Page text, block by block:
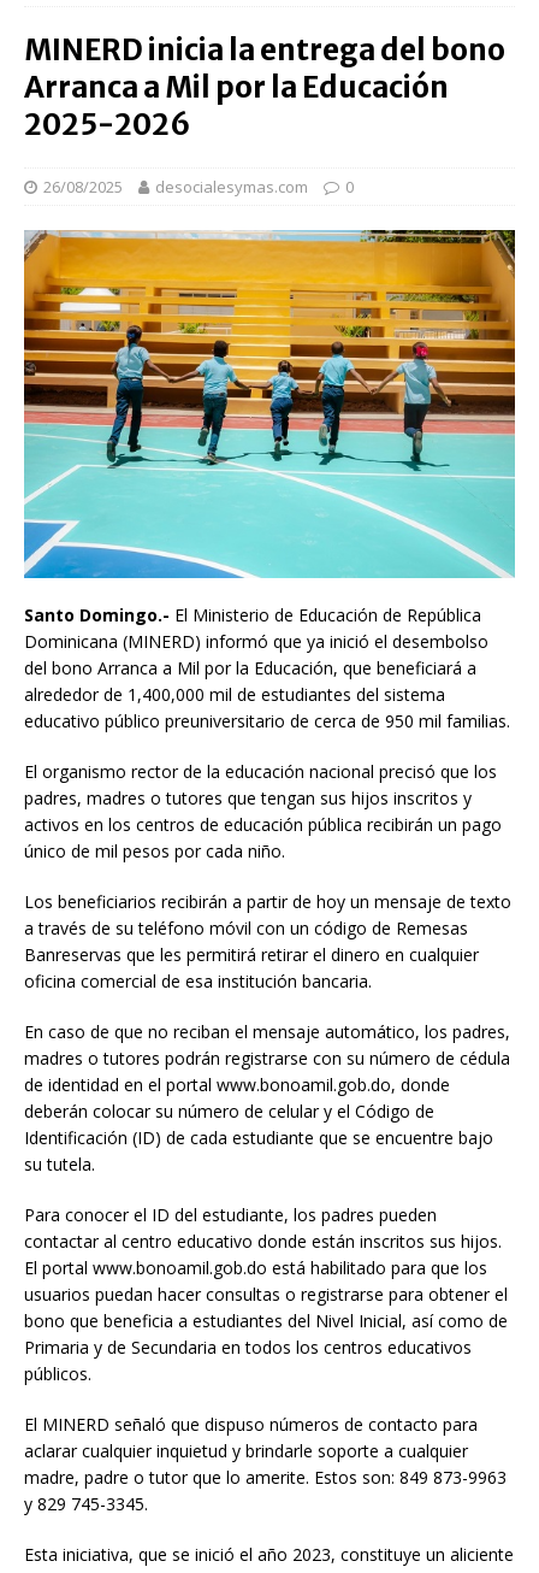
MINERD inicia la entrega del bono
Arranca a Mil por la Educación
2025-2026
26/08/2025 desocialesymas.com 0
Santo Domingo.- El Ministerio de Educación de República
Dominicana (MINERD) informó que ya inició el desembolso
del bono Arranca a Mil por la Educación, que beneficiará a
alrededor de 1,400,000 mil de estudiantes del sistema
educativo público preuniversitario de cerca de 950 mil familias.
El organismo rector de la educación nacional precisó que los
padres, madres o tutores que tengan sus hijos inscritos y
activos en los centros de educación pública recibirán un pago
único de mil pesos por cada niño.
Los beneficiarios recibirán a partir de hoy un mensaje de texto
a través de su teléfono móvil con un código de Remesas
Banreservas que les permitirá retirar el dinero en cualquier
oficina comercial de esa institución bancaria.
En caso de que no reciban el mensaje automático, los padres,
madres o tutores podrán registrarse con su número de cédula
de identidad en el portal www.bonoamil.gob.do, donde
deberán colocar su número de celular y el Código de
Identificación (ID) de cada estudiante que se encuentre bajo
su tutela.
Para conocer el ID del estudiante, los padres pueden
contactar al centro educativo donde están inscritos sus hijos.
El portal www.bonoamil.gob.do está habilitado para que los
usuarios puedan hacer consultas o registrarse para obtener el
bono que beneficia a estudiantes del Nivel Inicial, así como de
Primaria y de Secundaria en todos los centros educativos
públicos.
El MINERD señaló que dispuso números de contacto para
aclarar cualquier inquietud y brindarle soporte a cualquier
madre, padre o tutor que lo amerite. Estos son: 849 873-9963
y 829 745-3345.
Esta iniciativa, que se inició el año 2023, constituye un aliciente